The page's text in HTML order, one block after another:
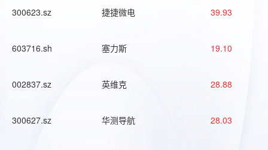
300623.sz 捷捷微电 39.93
603716.sh 塞力斯 19.10
002837.sz 英维克 28.88
300627.sz 华测导航 28.03